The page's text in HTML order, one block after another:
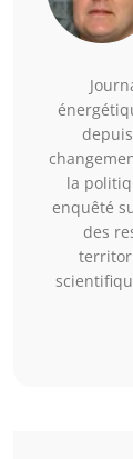
la
enquêté
des